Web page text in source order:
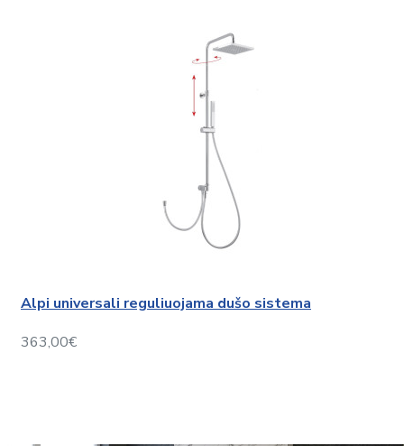
Alpi universali reguliuojama dušo sistema
363,00€